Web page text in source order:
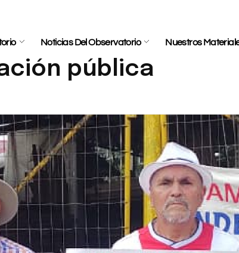
Noticias Del Observatorio Nuestros
pública